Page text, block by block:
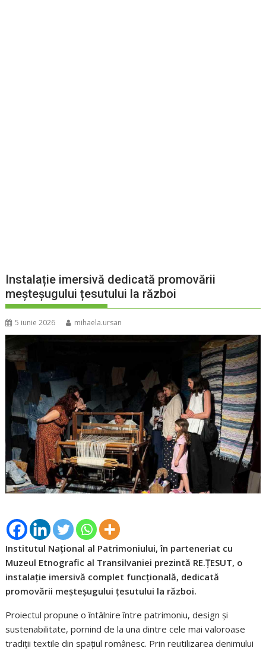
Instalație imersivă dedicată promovării
meșteșugului țesutului la război
5 iunie 2026 mihaela.ursan
Institutul Național al Patrimoniului, în parteneriat cu
Muzeul Etnografic al Transilvaniei prezintă RE.ȚESUT, o
instalație imersivă complet funcțională, dedicată
promovării meșteșugului țesutului la război.
Proiectul propune o întâlnire între patrimoniu, design și
sustenabilitate, pornind de la una dintre cele mai valoroase
tradiții textile din spațiul românesc. Prin reutilizarea denimului